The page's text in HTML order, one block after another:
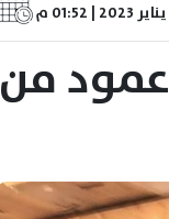
الإنتهاء من أعمال تنظيف 37 عمود من